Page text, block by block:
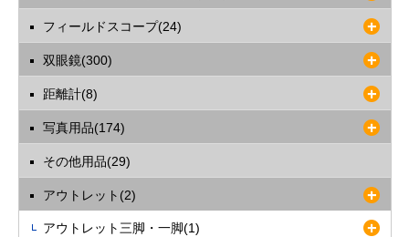
フィールドスコープ(24)
双眼鏡(300)
距離計(8)
写真用品(174)
その他用品(29)
アウトレット(2)
アウトレット三脚・一脚(1)